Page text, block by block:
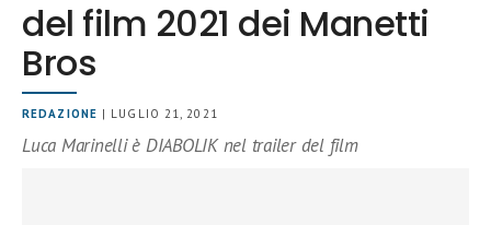
del film 2021 dei Manetti
Bros
REDAZIONE | LUGLIO 21, 2021
Luca Marinelli è DIABOLIK nel trailer del film